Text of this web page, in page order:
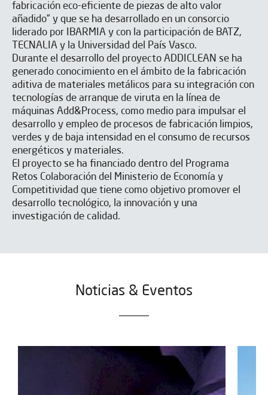
fabricación eco-eficiente de piezas de alto valor
añadido” y que se ha desarrollado en un consorcio
liderado por IBARMIA y con la participación de BATZ,
TECNALIA y la Universidad del País Vasco.
Durante el desarrollo del proyecto ADDICLEAN se ha
generado conocimiento en el ámbito de la fabricación
aditiva de materiales metálicos para su integración con
tecnologías de arranque de viruta en la línea de
máquinas Add&Process, como medio para impulsar el
desarrollo y empleo de procesos de fabricación limpios,
verdes y de baja intensidad en el consumo de recursos
energéticos y materiales.
El proyecto se ha financiado dentro del Programa
Retos Colaboración del Ministerio de Economía y
Competitividad que tiene como objetivo promover el
desarrollo tecnológico, la innovación y una
investigación de calidad.
Noticias & Eventos